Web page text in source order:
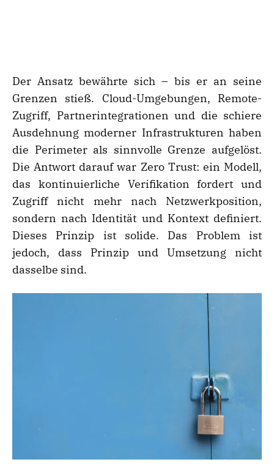
Der Ansatz bewährte sich – bis er an seine
Grenzen stieß. Cloud-Umgebungen, Remote-
Zugriff, Partnerintegrationen und die schiere
Ausdehnung moderner Infrastrukturen haben
die Perimeter als sinnvolle Grenze aufgelöst.
Die Antwort darauf war Zero Trust: ein Modell,
das kontinuierliche Verifikation fordert und
Zugriff nicht mehr nach Netzwerkposition,
sondern nach Identität und Kontext definiert.
Dieses Prinzip ist solide. Das Problem ist
jedoch, dass Prinzip und Umsetzung nicht
dasselbe sind.